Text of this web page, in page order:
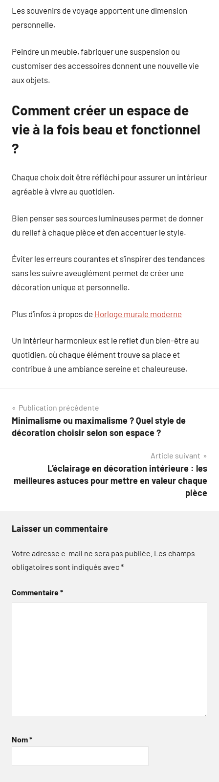
Les souvenirs de voyage apportent une dimension
personnelle.
Peindre un meuble, fabriquer une suspension ou
customiser des accessoires donnent une nouvelle vie
aux objets.
Comment créer un espace de
vie à la fois beau et fonctionnel
?
Chaque choix doit être réfléchi pour assurer un intérieur
agréable à vivre au quotidien.
Bien penser ses sources lumineuses permet de donner
du relief à chaque pièce et d’en accentuer le style.
Éviter les erreurs courantes et s’inspirer des tendances
sans les suivre aveuglément permet de créer une
décoration unique et personnelle.
Plus d’infos à propos de Horloge murale moderne
Un intérieur harmonieux est le reflet d’un bien-être au
quotidien, où chaque élément trouve sa place et
contribue à une ambiance sereine et chaleureuse.
Navigation
de
Publication précédente
Minimalisme ou maximalisme ? Quel style de
décoration choisir selon son espace ?
Article suivant
L’éclairage en décoration intérieure : les
meilleures astuces pour mettre en valeur chaque
pièce
Laisser un commentaire
Votre adresse e-mail ne sera pas publiée. Les champs
obligatoires sont indiqués avec*
Commentaire*
Nom*